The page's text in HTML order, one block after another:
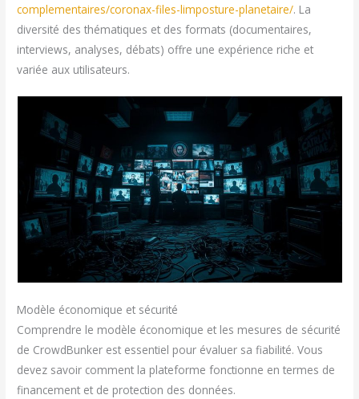
complementaires/coronax-files-limposture-planetaire/. La
diversité des thématiques et des formats (documentaires,
interviews, analyses, débats) offre une expérience riche et
variée aux utilisateurs.
Modèle économique et sécurité
Comprendre le modèle économique et les mesures de sécurité
de CrowdBunker est essentiel pour évaluer sa fiabilité. Vous
devez savoir comment la plateforme fonctionne en termes de
financement et de protection des données.